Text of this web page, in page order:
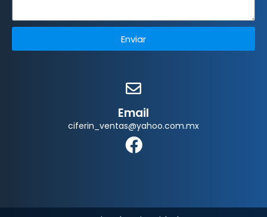
Enviar
Email
ciferin_ventas@yahoo.com.mx